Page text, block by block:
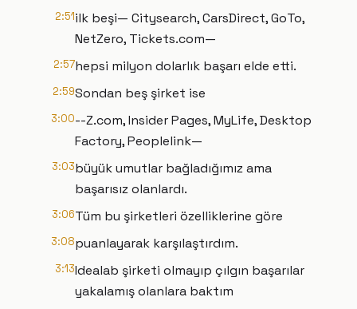
2:51ilk beşi— Citysearch, CarsDirect, GoTo,
NetZero, Tickets.com—
2:57hepsi milyon dolarlık başarı elde etti.
2:59Sondan beş şirket ise
3:00--Z.com, Insider Pages, MyLife, Desktop
Factory, Peoplelink—
3:03büyük umutlar bağladığımız ama
başarısız olanlardı.
3:06Tüm bu şirketleri özelliklerine göre
3:08puanlayarak karşılaştırdım.
3:13Idealab şirketi olmayıp çılgın başarılar
yakalamış olanlara baktım